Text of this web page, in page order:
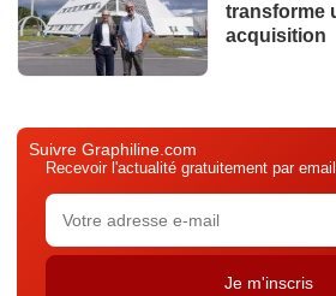
transforme
acquisition
Suivre Graphiline.com
Recevoir l'actualité gratuitement par email